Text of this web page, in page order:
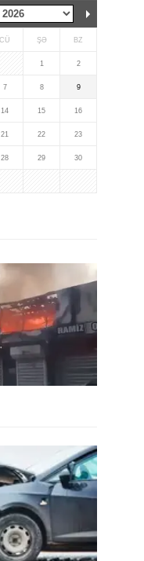
CÜ ŞƏ BZ
1 2
7 8 9
14 15 16
21 22 23
28 29 30